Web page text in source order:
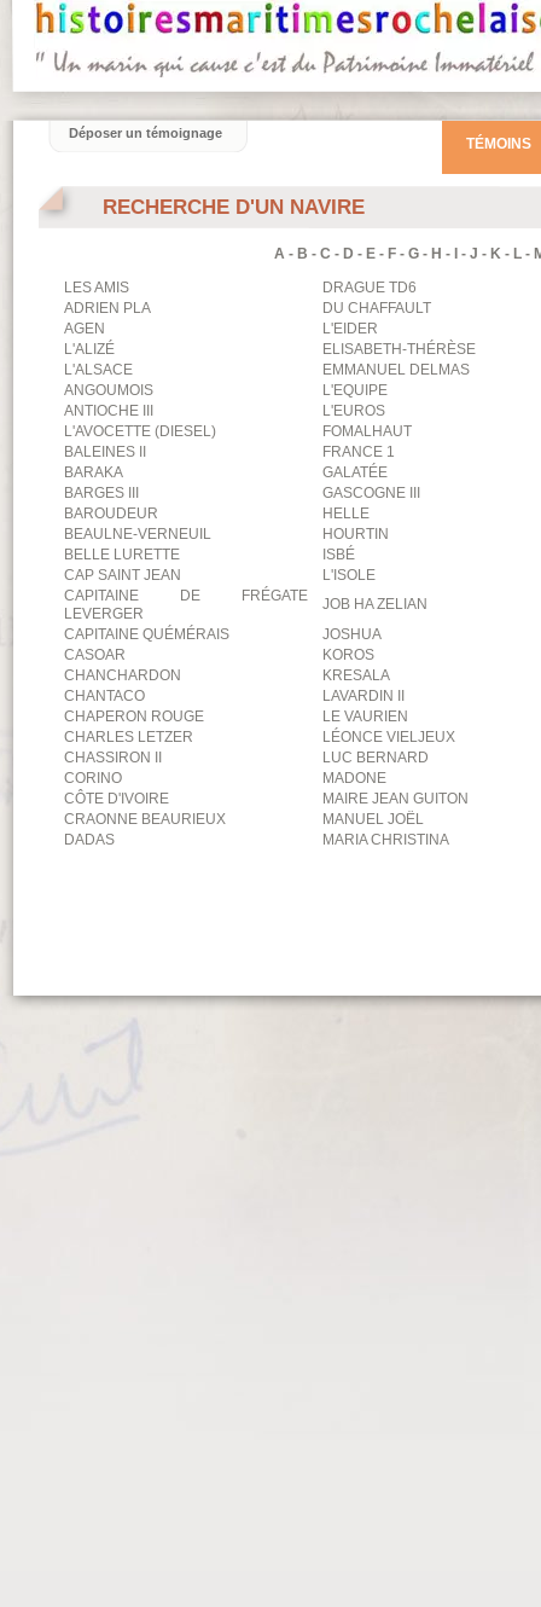
RECHERCHE D'UN NAVIRE
A - B - C - D - E - F - G - H - - J - K - L -
LES AMIS
DRAGUE TD6
ADRIEN PLA
DU CHAFFAULT
AGEN
L'EIDER
L'ALIZÉ
ELISABETH-THÉRÈSE
L'ALSACE
EMMANUEL DELMAS
ANGOUMOIS
L'EQUIPE
ANTIOCHE III
L'EUROS
L'AVOCETTE (DIESEL)
FOMALHAUT
BALEINES II
FRANCE 1
BARAKA
GALATÉE
BARGES III
GASCOGNE III
BAROUDEUR
HELLE
BEAULNE-VERNEUIL
HOURTIN
BELLE LURETTE
ISBÉ
CAP SAINT JEAN
L'ISOLE
CAPITAINE DE FRÉGATE
LEVERGER
JOB HA ZELIAN
CAPITAINE QUÉMÉRAIS
JOSHUA
CASOAR
KOROS
CHANCHARDON
KRESALA
CHANTACO
LAVARDIN II
CHAPERON ROUGE
LE VAURIEN
CHARLES LETZER
LÉONCE VIELJEUX
CHASSIRON II
LUC BERNARD
CORINO
MADONE
CÔTE D'IVOIRE
MAIRE JEAN GUITON
CRAONNE BEAURIEUX
MANUEL JOËL
DADAS
MARIA CHRISTINA
TÉMOINS
Déposer un témoignage